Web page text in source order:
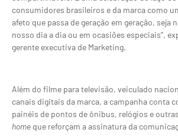
consumidores brasileiros e da marca como
afeto que passa de geração em geração, seja
nosso dia a dia ou em ocasiões especiais”,
gerente executiva de Marketing.
Além do filme para televisão, veiculado
canais digitais da marca, a campanha conta
painéis de pontos de ônibus, relógios e
home que reforçam a assinatura da